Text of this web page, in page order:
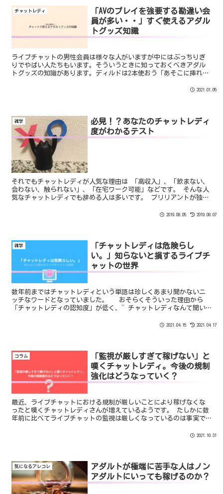
チャットレディ
「AVのプレイを強要する勘違い会
員が多い・・」すぐ使えるアダル
トグッズ知識
ライブチャットの男性会員は様々な人がいますが中にはぶっちりぎ
りでやばい人たちもいます。そういうときに知っておくべきアダル
トグッズの知識があります。ディルドは2本使おう「あそこに挿れた
2021.01.05
雑学
必見！？あなたのチャットレディ
度がわかるテスト
それでもチャットレディが人気な理由は 「高収入」、「飲まない、
会わない、触られない」、「在宅ワーク可能」などです。 そんな人
気なチャットレディでも辞める人は多いです。 ブリリアントが独自
2019.08.05 2019.08.07
雑学
「チャットレディは危険らし
い。」知らないと損するライブチ
ャットの世界
数年前まではチャットレディという単語は珍しくあまり聞かないニ
ッチなワードとなっていました。 おそらくそういった理由から
「チャットレディの認知度」が低く、”チャットレディなんて聞い
2021.04.15 2021.04.17
コラム
「監視が厳しすぎて稼げない」と
嘆くチャットレディ。今後の規制
強化はどうなっていく？
最近、ライブチャットにおける規制が厳しいことにより稼げなくな
ったと嘆くチャットレディさんが増えているようです。 たしかに数
年前に比べてライブチャットの監視は厳しくなっているのは事実で
2021.10.31
気になるアレコレ
アダルトが極端に苦手な人はノン
アダルトにいっても稼げるのか？